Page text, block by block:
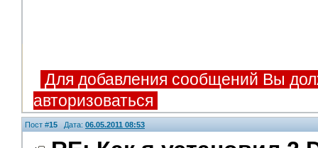
Для добавления сообщений Вы
авторизоваться
Пост #15 Дата: 06.05.2011 08:53